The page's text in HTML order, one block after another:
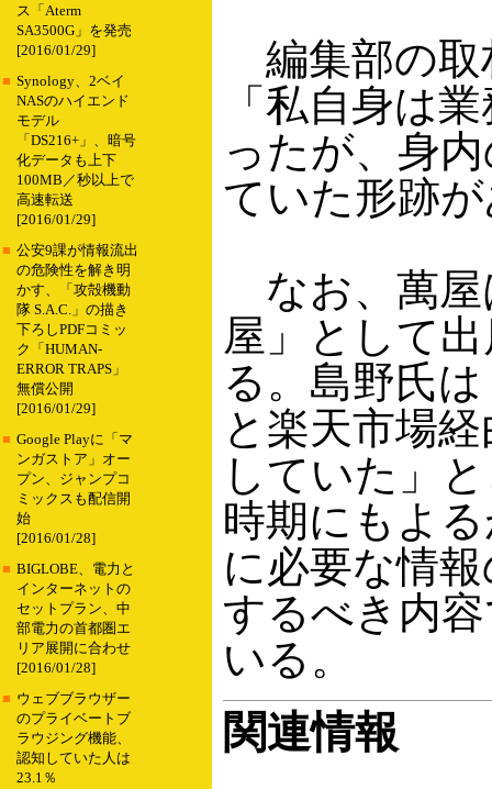
ス「Aterm
SA3500G」を発売
[2016/01/29]
■ Synology、2ベイ
NASのハイエンド
モデル
「DS216+」、暗号
化データも上下
100MB／秒以上で
高速転送
[2016/01/29]
■ 公安9課が情報流出
の危険性を解き明
かす、「攻殻機動
隊 S.A.C.」の描き
下ろしPDFコミッ
ク「HUMAN-
ERROR TRAPS」
無償公開
[2016/01/29]
■ Google Playに「マ
ンガストア」オー
プン、ジャンプコ
ミックスも配信開
始
[2016/01/28]
■ BIGLOBE、電力と
インターネットの
セットプラン、中
部電力の首都圏エ
リア展開に合わせ
[2016/01/28]
■ ウェブブラウザー
のプライベートブ
ラウジング機能、
認知していた人は
23.1％
編集部の取
「私自身は
ったが、身
ていた形跡
なお、萬屋
屋」として
る。島野氏
と楽天市場
していた」
時期にもよ
に必要な情
するべき内
いる。
関連情報